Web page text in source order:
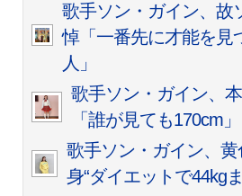
歌手ソン・ガイン、故
悼「一番先に才能を見
人」
歌手ソン・ガイン、
「誰が見ても170cm」
歌手ソン・ガイン、
身“ダイエットで44kg